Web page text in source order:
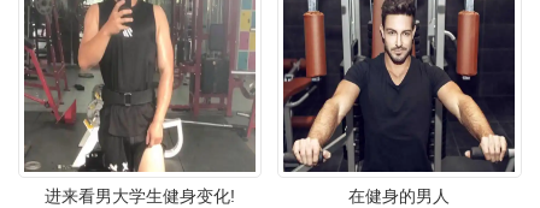
进来看男大学生健身变化! 在健身的男人